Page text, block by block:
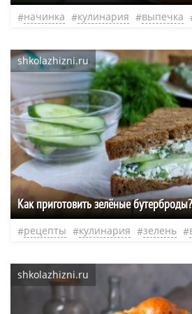
начинка кулинария выпечка
shkolazhizni.ru
Как приготовить зелёные бутерброды?
рецепты кулинария зелень
shkolazhizni.ru